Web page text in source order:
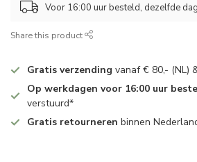
Voor 16:00 uur besteld, dezelfde
Share this product
Gratis verzending vanaf € 80,- (NL)
Op werkdagen voor 16:00 uur
verstuurd*
Gratis retourneren binnen